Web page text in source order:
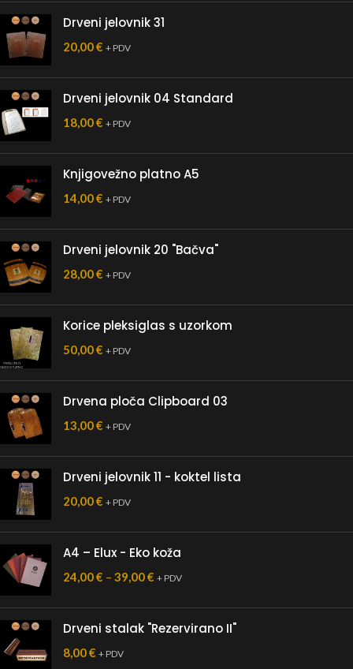
Drveni jelovnik 31
20,00€ + PDV
Drveni jelovnik 04 Standard
18,00€ + PDV
Knjigovežno platno A5
14,00€ + PDV
Drveni jelovnik 20 "Bačva"
28,00€ + PDV
Korice pleksiglas s uzorkom
50,00€ + PDV
Drvena ploča Clipboard 03
13,00€ + PDV
Drveni jelovnik 11 - koktel lista
20,00€ + PDV
A4 – Elux - Eko koža
24,00€ – 39,00€ + PDV
Drveni stalak "Rezervirano II"
8,00€ + PDV